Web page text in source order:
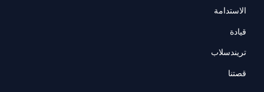
الاستدامة
قيادة
تريندسلاب
قصتنا